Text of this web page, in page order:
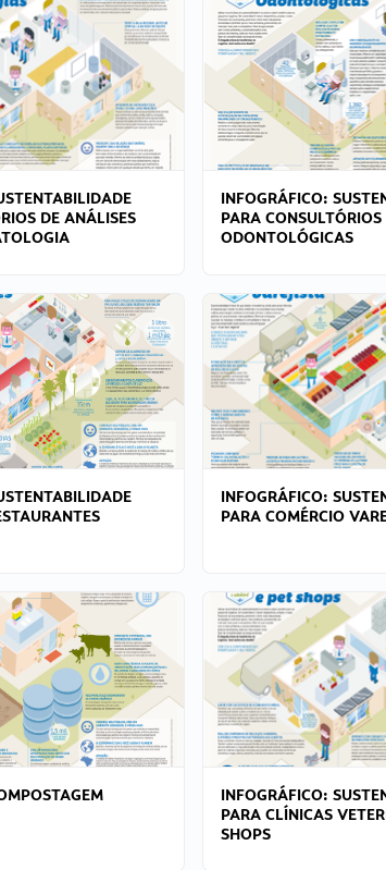
DE ANÁLISES
INFOGRÁFICO:
PARA
ODONTOLÓGICAS
INFOGRÁFICO:
PARA COMÉRCIO
INFOGRÁFICO:
PARA CLÍNICAS
SHOPS